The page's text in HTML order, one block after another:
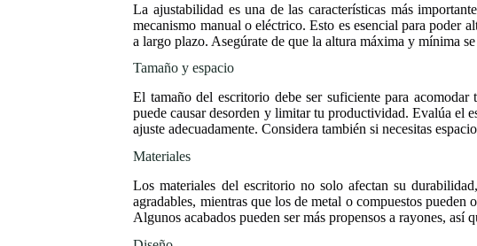
La ajustabilidad es una de las características más
mecanismo manual o eléctrico. Esto es esencial para poder
a largo plazo. Asegúrate de que la altura máxima y mínima
Tamaño y espacio
El tamaño del escritorio debe ser suficiente para
puede causar desorden y limitar tu productividad. Evalúa el
ajuste adecuadamente. Considera también si necesitas
Materiales
Los materiales del escritorio no solo afectan su
agradables, mientras que los de metal o compuestos
Algunos acabados pueden ser más propensos a rayones, así